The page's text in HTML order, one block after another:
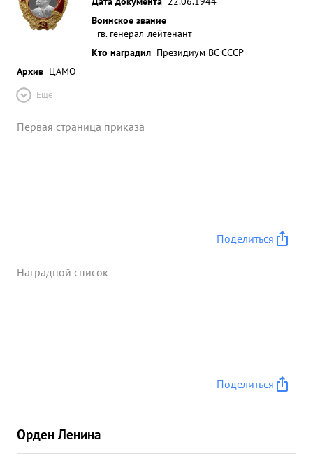
Воинское звание
гв. генерал-лейтенант
Кто наградил Президиум ВС СССР
Архив ЦАМО
Ещё
Первая страница приказа
Поделиться
Наградной список
Поделиться
Орден Ленина